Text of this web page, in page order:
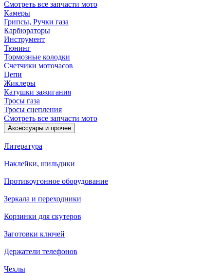
Смотреть все запчасти мото
Камеры
Грипсы, Ручки газа
Карбюраторы
Инструмент
Тюнинг
Тормозные колодки
Счетчики моточасов
Цепи
Жиклеры
Катушки зажигания
Тросы газа
Тросы сцепления
Смотреть все запчасти мото
Аксессуары и прочее
Литература
Наклейки, шильдики
Противоугонное оборудование
Зеркала и переходники
Корзинки для скутеров
Заготовки ключей
Держатели телефонов
Чехлы